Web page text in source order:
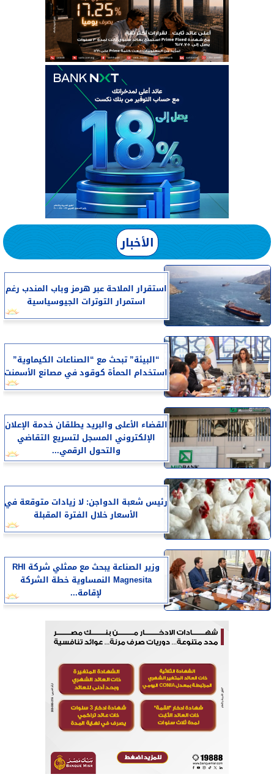
الأخبار
استقرار الملاحة عبر هرمز وباب المندب رغم
استمرار التوترات الجيوسياسية
“البيئة” تبحث مع “الصناعات الكيماوية”
استخدام الحمأة كوقود في مصانع الأسمنت
القضاء الأعلى والبريد يطلقان خدمة الإعلان
الإلكتروني المسجل لتسريع التقاضي
والتحول الرقمي...
رئيس شعبة الدواجن: لا زيادات متوقعة في
الأسعار خلال الفترة المقبلة
وزير الصناعة يبحث مع ممثلي شركة RHI
Magnesita النمساوية خطة الشركة
لإقامة...